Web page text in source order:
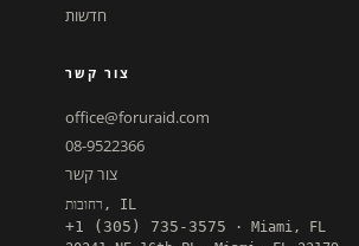
חדשות
צור קשר
office@foruraid.com
08-9522366
צור קשר
רחובות, IL
+1 (305) 735-3575 · Miami, FL